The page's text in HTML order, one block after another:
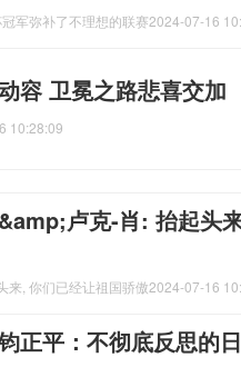
军弥补了不理想的联赛2024-07-16
容 卫冕之路悲喜交加
10:28:09
卢克-肖: 抬起头
来, 你们已经让祖国骄傲2024-07-16
正平：不彻底反思的